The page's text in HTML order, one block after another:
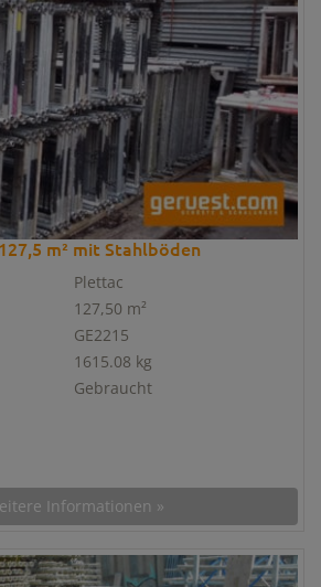
m² mit Stahlböden
Plettac
127,50 m²
GE2215
1615.08 kg
Gebraucht
Informationen »